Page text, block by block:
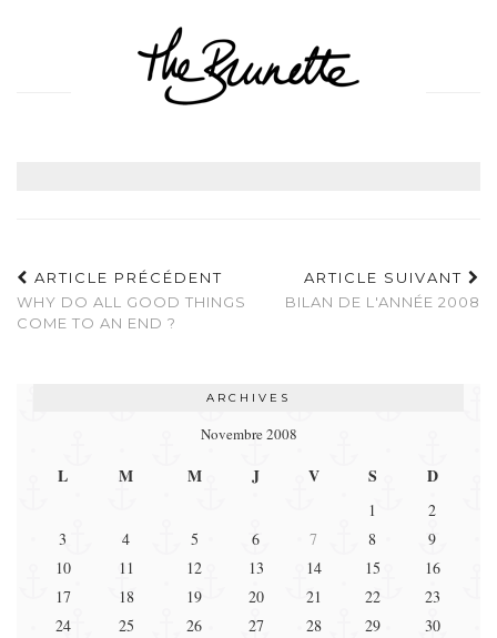
ARTICLE PRÉCÉDENT
WHY DO ALL GOOD THINGS
COME TO AN END ?
ARTICLE SUIVANT
BILAN DE L'ANNÉE 2008
ARCHIVES
Novembre 2008
L M M J V S D
1
2
3
4 5 6 7 8
9
10
11 12 13 14 15
16
17
18 19 20 21 22
23
24
25 26 27 28 29 30